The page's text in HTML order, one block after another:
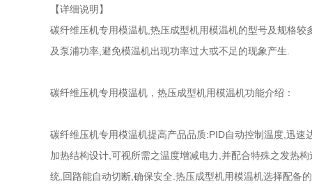
【详细说明】
碳纤维压机专用模温机,热压成型机用模温机的型号及规格
及泵浦功率,避免模温机出现功率过大或不足的现象产生.
碳纤维压机专用模温机，热压成型机用模温机功能介绍：
碳纤维压机专用模温机提高产品品质:PID自动控制温度,迅
加热结构设计,可视所需之温度增减电力,并配合特殊之发热
统,回路能自动切断,确保安全.热压成型机用模温机选择配备